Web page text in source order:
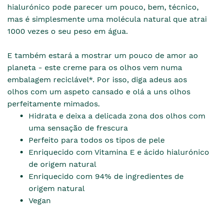
hialurónico pode parecer um pouco, bem, técnico,
mas é simplesmente uma molécula natural que atrai
1000 vezes o seu peso em água.
E também estará a mostrar um pouco de amor ao
planeta - este creme para os olhos vem numa
embalagem reciclável*. Por isso, diga adeus aos
olhos com um aspeto cansado e olá a uns olhos
perfeitamente mimados.
Hidrata e deixa a delicada zona dos olhos com
uma sensação de frescura
Perfeito para todos os tipos de pele
Enriquecido com Vitamina E e ácido hialurónico
de origem natural
Enriquecido com 94% de ingredientes de
origem natural
Vegan